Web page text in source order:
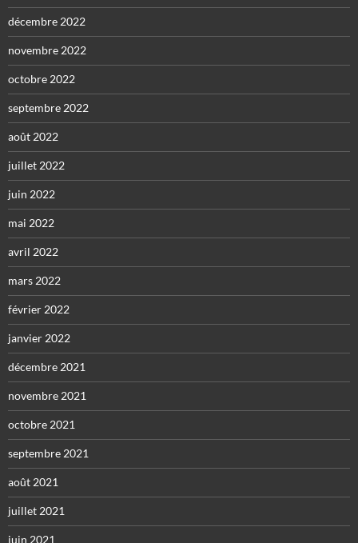
décembre 2022
novembre 2022
octobre 2022
septembre 2022
août 2022
juillet 2022
juin 2022
mai 2022
avril 2022
mars 2022
février 2022
janvier 2022
décembre 2021
novembre 2021
octobre 2021
septembre 2021
août 2021
juillet 2021
juin 2021